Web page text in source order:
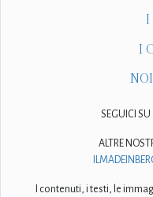
I
I
SEGUICI SU
ALTRE
I contenuti, i testi, le